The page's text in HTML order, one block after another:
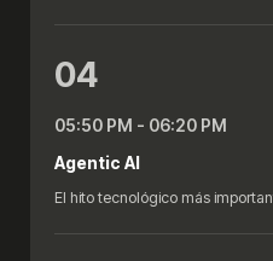
04
05:50 PM - 06:20 PM
Agentic AI
El hito tecnológico más